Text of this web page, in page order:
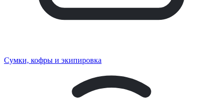
Сумки, кофры и экипировка